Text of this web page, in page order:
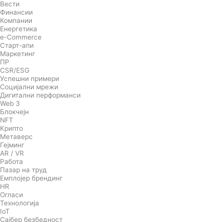
Вести
Финансии
Компании
Енергетика
e-Commerce
Старт-апи
Маркетинг
ПР
CSR/ESG
Успешни примери
Социјални мрежи
Дигитални перформанси
Web 3
Блокчејн
NFT
Крипто
Метаверс
Гејминг
AR / VR
Работа
Пазар на труд
Емплојер брендинг
HR
Огласи
Технологија
IoT
Сајбер безбедност